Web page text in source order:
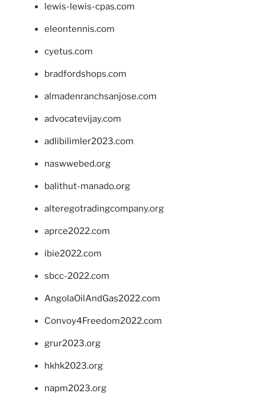
lewis-lewis-cpas.com
eleontennis.com
cyetus.com
bradfordshops.com
almadenranchsanjose.com
advocatevijay.com
adlibilimler2023.com
naswwebed.org
balithut-manado.org
alteregotradingcompany.org
aprce2022.com
ibie2022.com
sbcc-2022.com
AngolaOilAndGas2022.com
Convoy4Freedom2022.com
grur2023.org
hkhk2023.org
napm2023.org